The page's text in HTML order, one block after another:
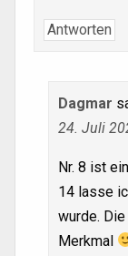
Antworten
Dagmar
24. Juli
Nr. 8 ist
14 lasse
wurde.
Merkmal